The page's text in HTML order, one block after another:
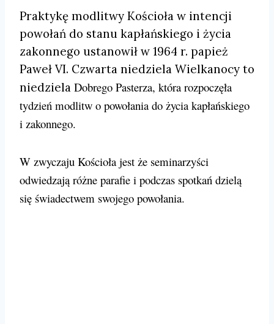
Praktykę modlitwy Kościoła w intencji
powołań do stanu kapłańskiego i życia
zakonnego ustanowił w 1964 r. papież
Paweł VI. Czwarta niedziela Wielkanocy to
niedziela Dobrego Pasterza, która rozpoczęła
tydzień modlitw o powołania do życia kapłańskiego
i zakonnego.
W zwyczaju Kościoła jest że seminarzyści
odwiedzają różne parafie i podczas spotkań dzielą
się świadectwem swojego powołania.